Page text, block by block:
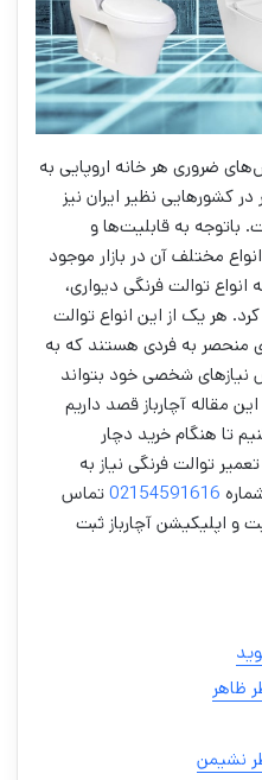
ضروری هر خانه اروپایی به
کشورهایی نظیر ایران نیز
باتوجه به قابلیت‌ها و
مختلف آن در بازار موجود
توالت فرنگی دیواری،
هر یک از این انواع توالت
منحصر به فردی هستند که به
نیازهای شخصی خود بتواند
مقاله آچارباز قصد داریم
تا هنگام خرید دچار
توالت فرنگی نیاز به
02154591616تماس
و اپلیکیشن آچارباز ثبت
ظاهر
نشیمن